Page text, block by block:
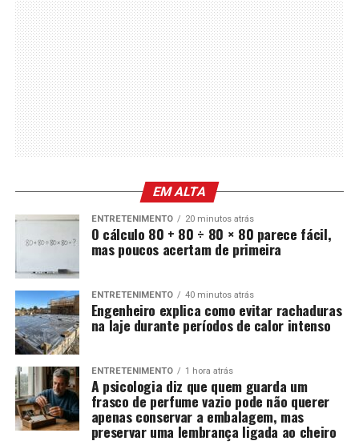
EM ALTA
ENTRETENIMENTO 20 minutos atrás
O cálculo 80 + 80 ÷ 80 × 80 parece fácil,
mas poucos acertam de primeira
ENTRETENIMENTO 40 minutos atrás
Engenheiro explica como evitar rachaduras
na laje durante períodos de calor intenso
ENTRETENIMENTO 1 hora atrás
A psicologia diz que quem guarda um
frasco de perfume vazio pode não querer
apenas conservar a embalagem, mas
preservar uma lembrança ligada ao cheiro